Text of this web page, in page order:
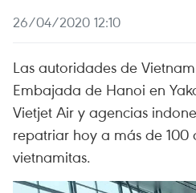
26/04/2020 12:10
Las autoridades de
Embajada de Hanoi en
Vietjet Air y agencias
repatriar hoy a más de 100
vietnamitas.